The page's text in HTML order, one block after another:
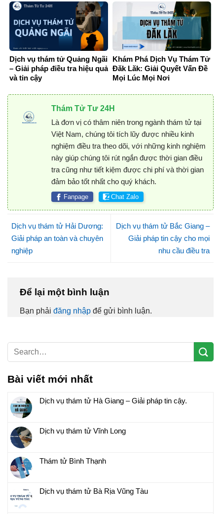
Dịch vụ thám tử Quảng Ngãi
– Giải pháp điều tra hiệu quả
và tin cậy
Khám Phá Dịch Vụ Thám Tử
Đăk Lăk: Giải Quyết Vấn Đề
Mọi Lúc Mọi Nơi
Thám Tử Tư 24H
Là đơn vị có thâm niên trong ngành thám tử tại
Việt Nam, chúng tôi tích lũy được nhiều kinh
nghiệm điều tra theo dõi, với những kinh nghiệm
này giúp chúng tôi rút ngắn được thời gian điều
tra cũng như tiết kiệm được chi phí và thời gian
đảm bảo tốt nhất cho quý khách.
Fanpage Chat Zalo
Dịch vụ thám tử Hải Dương:
Giải pháp an toàn và chuyên
nghiệp
Dịch vụ thám tử Bắc Giang –
Giải pháp tin cậy cho mọi
nhu cầu điều tra
Để lại một bình luận
Bạn phải đăng nhập để gửi bình luận.
Bài viết mới nhất
Dịch vụ thám tử Hà Giang – Giải pháp tin cậy.
Dịch vụ thám tử Vĩnh Long
Thám tử Bình Thạnh
Dịch vụ thám tử Bà Rịa Vũng Tàu